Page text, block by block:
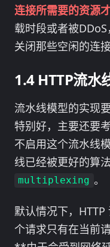
连接所需要的资源
载时段或者被
关闭那些空闲的连
HTTP流水
流水线模型的实现
特别好，主要还要
不启用这个流水线
线已经被更好的算
multiplexing 。
默认情况下，
个请求只有在当前